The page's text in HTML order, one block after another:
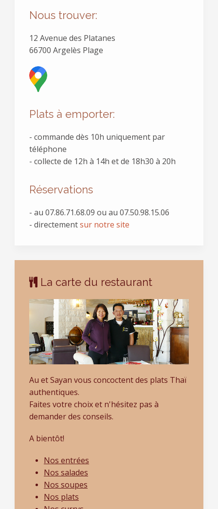
Nous trouver:
12 Avenue des Platanes
66700 Argelès Plage
Plats à emporter:
- commande dès 10h uniquement par
téléphone
- collecte de 12h à 14h et de 18h30 à 20h
Réservations
- au 07.86.71.68.09 ou au 07.50.98.15.06
- directementsur notre site
La carte du restaurant
Au et Sayan vous concoctent des plats Thaï
authentiques.
Faites votre choix et n'hésitez pas à
demander des conseils.
A bientôt!
Nos entrées
Nos salades
Nos soupes
Nos plats